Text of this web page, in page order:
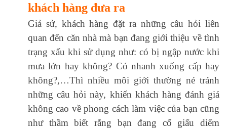
khách hàng đưa ra
Giả sử, khách hàng đặt ra những câu hỏi liên
quan đến căn nhà mà bạn đang giới thiệu về tình
trạng xấu khi sử dụng như: có bị ngập nước khi
mưa lớn hay không? Có nhanh xuống cấp hay
không?,…Thì nhiều môi giới thường né tránh
những câu hỏi này, khiến khách hàng đánh giá
không cao về phong cách làm việc của bạn cũng
như thầm biết rằng bạn đang cố giấu diếm